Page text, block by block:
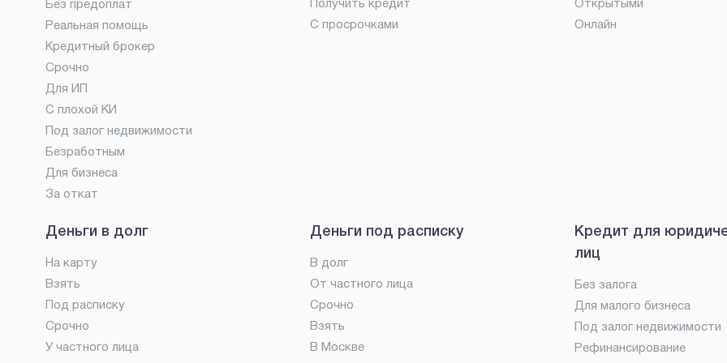
Без предоплат
Реальная помощь
Кредитный брокер
Срочно
Для ИП
С плохой КИ
Под залог недвижимости
Безработным
Для бизнеса
За откат
Получить кредит
С просрочками
Открытыми
Онлайн
Деньги в долг
На карту
Взять
Под расписку
Срочно
У частного лица
Деньги под расписку
В долг
От частного лица
Срочно
Взять
В Москве
Кредит для
лиц
Без залога
Для малого бизнеса
Под залог недвижимости
Рефинансирование